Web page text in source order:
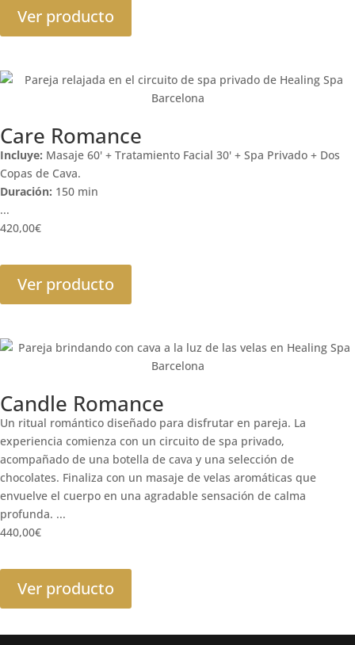
Ver producto
Care Romance
Incluye: Masaje 60' + Tratamiento Facial 30' + Spa Privado + Dos
Copas de Cava.
Duración: 150 min
...
420,00€
Ver producto
Candle Romance
Un ritual romántico diseñado para disfrutar en pareja. La
experiencia comienza con un circuito de spa privado,
acompañado de una botella de cava y una selección de
chocolates. Finaliza con un masaje de velas aromáticas que
envuelve el cuerpo en una agradable sensación de calma
profunda. ...
440,00€
Ver producto